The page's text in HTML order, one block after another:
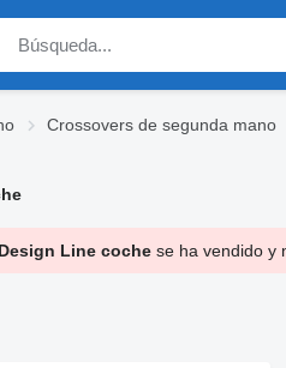
Crossovers de segunda mano
Line cochese ha vendido y